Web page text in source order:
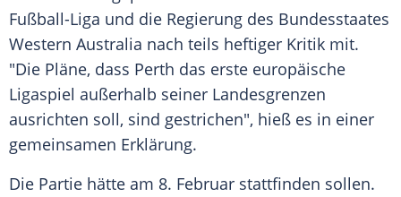
Fußball-Liga und die Regierung des Bundesstaates
Western Australia nach teils heftiger Kritik mit.
"Die Pläne, dass Perth das erste europäische
Ligaspiel außerhalb seiner Landesgrenzen
ausrichten soll, sind gestrichen", hieß es in einer
gemeinsamen Erklärung.
Die Partie hätte am 8. Februar stattfinden sollen.